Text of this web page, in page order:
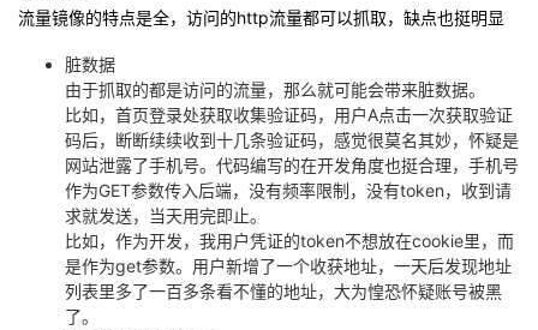
Programs
流量镜像的特点是全，访问的http流量都可以抓取，缺点也挺明显
脏数据
由于抓取的都是访问的流量，那么就可能会带来脏数据。
比如，首页登录处获取收集验证码，用户A点击一次获取验证
码后，断断续续收到十几条验证码，感觉很莫名其妙，怀疑是
网站泄露了手机号。代码编写的在开发角度也挺合理，手机号
作为GET参数传入后端，没有频率限制，没有token，收到请
求就发送，当天用完即止。
比如，作为开发，我用户凭证的token不想放在cookie里，而
是作为get参数。用户新增了一个收获地址，一天后发现地址
列表里多了一百多条看不懂的地址，大为惶恐怀疑账号被黑
了。